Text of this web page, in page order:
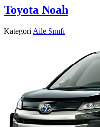
Toyota Noah
Kategori Aile Sınıfı